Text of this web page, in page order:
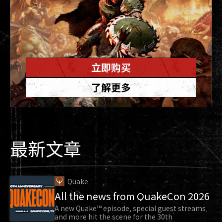
立即购买
了解更多
最新文章
Quake
All the news from QuakeCon 2026
A new Quake™ episode, special guest streams
and more hit the scene for the 30th